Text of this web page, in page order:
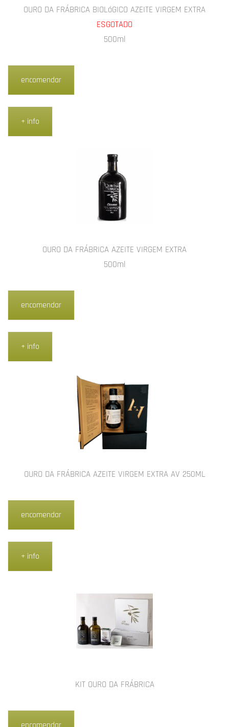
OURO DA FRÁBRICA BIOLóGICO AZEITE VIRGEM EXTRA
ESGOTADO
500ml
encomendar
+ info
OURO DA FRÁBRICA AZEITE VIRGEM EXTRA
500ml
encomendar
+ info
OURO DA FRÁBRICA AZEITE VIRGEM EXTRA AV 250ML
encomendar
+ info
KIT OURO DA FRÁBRICA